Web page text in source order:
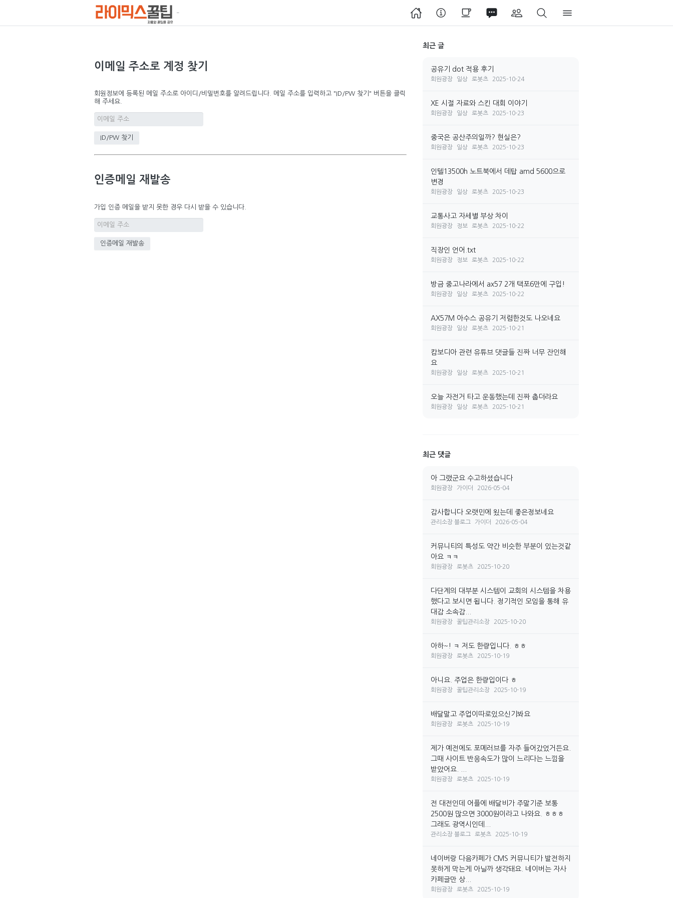
이메일 주소로 계정 찾기
회원정보에 등록된 메일 주소로 아이디/비밀번호를 알려드립니다. 메일 주소를 입력하고 "ID/PW 찾기" 버튼을 클릭
해 주세요.
인증메일 재발송
가입 인증 메일을 받지 못한 경우 다시 받을 수 있습니다.
최근 글
공유기 dot 적용 후기
회원광장 일상 로봇츠 2025-10-24
XE 시절 자료와 스킨 대회 이야기
회원광장 일상 로봇츠 2025-10-23
중국은 공산주의일까? 현실은?
회원광장 일상 로봇츠 2025-10-23
인텔13500h 노트북에서 데탑 amd 5600으로
변경
회원광장 일상 로봇츠 2025-10-23
교통사고 자세별 부상 차이
회원광장 정보 로봇츠 2025-10-22
직장인 언어.txt
회원광장 정보 로봇츠 2025-10-22
방금 중고나라에서 ax57 2개 택포6만에 구입!
회원광장 일상 로봇츠 2025-10-22
AX57M 아수스 공유기 저렴한것도 나오네요
회원광장 일상 로봇츠 2025-10-21
캄보디아 관련 유튜브 댓글들 진짜 너무 잔인해
요
회원광장 일상 로봇츠 2025-10-21
오늘 자전거 타고 운동했는데 진짜 춥더라요
회원광장 일상 로봇츠 2025-10-21
최근 댓글
아 그랬군요 수고하셨습니다
회원광장 가이더 2026-05-04
감사합니다 오랫민에 욌는데 좋은정보네요
관리소장 블로그 가이더 2026-05-04
커뮤니티의 특성도 약간 비슷한 부분이 있는것같
아요 ㅋㅋ
회원광장 로봇츠 2025-10-20
다단계의 대부분 시스템이 교회의 시스템을 차용
했다고 보시면 됩니다. 정기적인 모임을 통해 유
대감 소속감...
회원광장 꿀팁관리소장 2025-10-20
아하~! ㅋ 저도 한량입니다. ㅎㅎ
회원광장 로봇츠 2025-10-19
아니요. 주업은 한량입이다 ㅎ
회원광장 꿀팁관리소장 2025-10-19
배달말고 주업이따로있으신기봐요
회원광장 로봇츠 2025-10-19
제가 예전에도 포메러브를 자주 들어갔었거든요.
그때 사이트 반응속도가 많이 느리다는 느낌을
받았어요. ...
회원광장 로봇츠 2025-10-19
전 대전인데 어플에 배달비가 주말기준 보통
2500원 많으면 3000원이라고 나와요. ㅎㅎㅎ
그래도 광역시인데...
관리소장 블로그 로봇츠 2025-10-19
네이버랑 다음카페가 CMS 커뮤니티가 발전하지
못하게 막는게 아닐까 생각돼요. 네이버는 자사
카페글만 상...
회원광장 로봇츠 2025-10-19